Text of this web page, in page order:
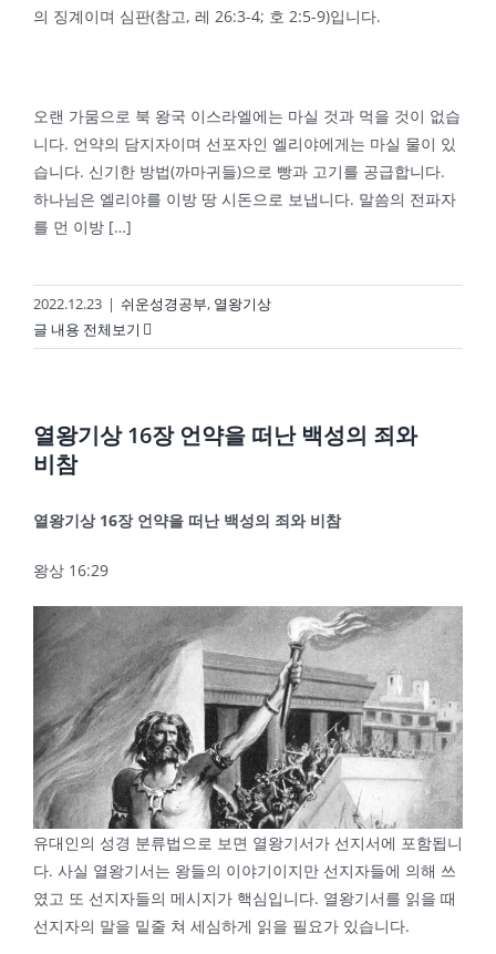
의 징계이며 심판(참고, 레 26:3-4; 호 2:5-9)입니다.
오랜 가뭄으로 북 왕국 이스라엘에는 마실 것과 먹을 것이 없습
니다. 언약의 담지자이며 선포자인 엘리야에게는 마실 물이 있
습니다. 신기한 방법(까마귀들)으로 빵과 고기를 공급합니다.
하나님은 엘리야를 이방 땅 시돈으로 보냅니다. 말씀의 전파자
를 먼 이방 […]
2022.12.23 | 쉬운성경공부, 열왕기상
글 내용 전체보기
열왕기상 16장 언약을 떠난 백성의 죄와
비참
열왕기상 16장 언약을 떠난 백성의 죄와 비참
왕상 16:29
유대인의 성경 분류법으로 보면 열왕기서가 선지서에 포함됩니
다. 사실 열왕기서는 왕들의 이야기이지만 선지자들에 의해 쓰
였고 또 선지자들의 메시지가 핵심입니다. 열왕기서를 읽을 때
선지자의 말을 밑줄 쳐 세심하게 읽을 필요가 있습니다.